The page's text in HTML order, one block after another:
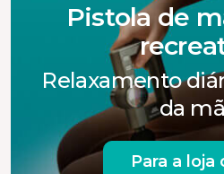
Pistola de
Relaxamento
da
Para a loja